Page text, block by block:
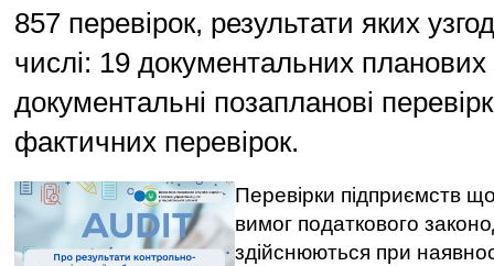
857 перевірок, результати яких
числі: 19 документальних планових
документальні позапланові
фактичних перевірок.
Перевірки підприємств
вимог податкового
здійснюються при